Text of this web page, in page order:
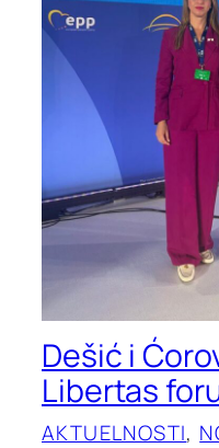
Dešić i
Libertas
AKTUELNOSTI,